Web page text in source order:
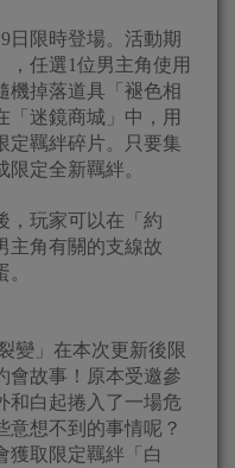
限時登場。活動期
，任選1位男主角使用
機掉落道具「褪色相
「迷鏡商城」中，用
定羈絆碎片。只要集
定全新羈絆。
玩家可以在「約
主角有關的支線故
」在本次更新後限
會故事！原本受邀參
和白起捲入了一場危
意想不到的事情呢？
獲取限定羈絆「白